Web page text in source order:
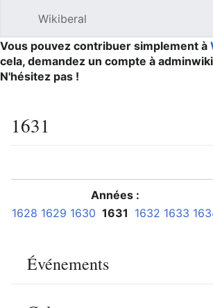
Wikiberal
Vous pouvez contribuer simplement à
cela, demandez un compte à
N'hésitez pas !
1631
Années :
1628 1629 1630 1631 1632 1633
Événements